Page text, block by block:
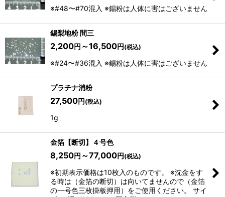
※#48〜#70混入 ※錫粉は人体に害はございません
錫梨地粉 間三
2,200円 ～16,500円 (税込)
※#24〜#36混入 ※錫粉は人体に害はございません
プラチナ消粉
27,500円 (税込)
1g
金箔【断切】４号色
8,250円 ～77,000円 (税込)
※初期表示価格は10枚入のものです。 ※沈金をす
る時は（金箔の断切）は向いてませんので（金箔
の一号色三枚掛板押用）をご使用ください。 サイ